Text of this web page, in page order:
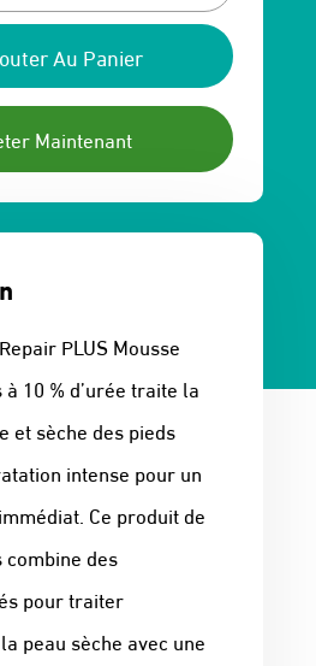
Au Panier
Maintenant
PLUS Mousse
10 % d’urée traite la
et sèche des pieds
intense pour un
Ce produit de
combine des
pour traiter
peau sèche avec une